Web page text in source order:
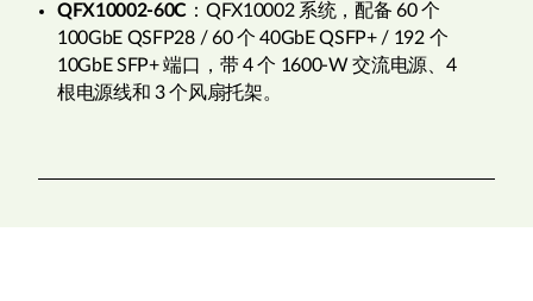
QFX10002-60C ：QFX10002 系统，配备 60 个
100GbE QSFP28 / 60 个 40GbE QSFP+ / 192 个
10GbE SFP+ 端口，带 4 个 1600-W 交流电源、4
根电源线和 3 个风扇托架。